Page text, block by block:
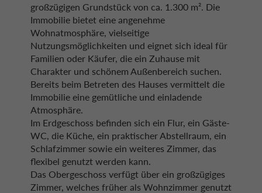
großzügigen Grundstück von ca. 1.300 m². Die
Immobilie bietet eine angenehme
Wohnatmosphäre, vielseitige
Nutzungsmöglichkeiten und eignet sich ideal für
Familien oder Käufer, die ein Zuhause mit
Charakter und schönem Außenbereich suchen.
Bereits beim Betreten des Hauses vermittelt die
Immobilie eine gemütliche und einladende
Atmosphäre.
Im Erdgeschoss befinden sich ein Flur, ein Gäste-
WC, die Küche, ein praktischer Abstellraum, ein
Schlafzimmer sowie ein weiteres Zimmer, das
flexibel genutzt werden kann.
Das Obergeschoss verfügt über ein großzügiges
Zimmer, welches früher als Wohnzimmer genutzt